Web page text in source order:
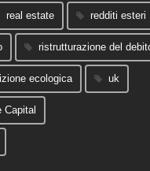
real estate redditi esteri
ristrutturazione del
ecologica uk
Capital